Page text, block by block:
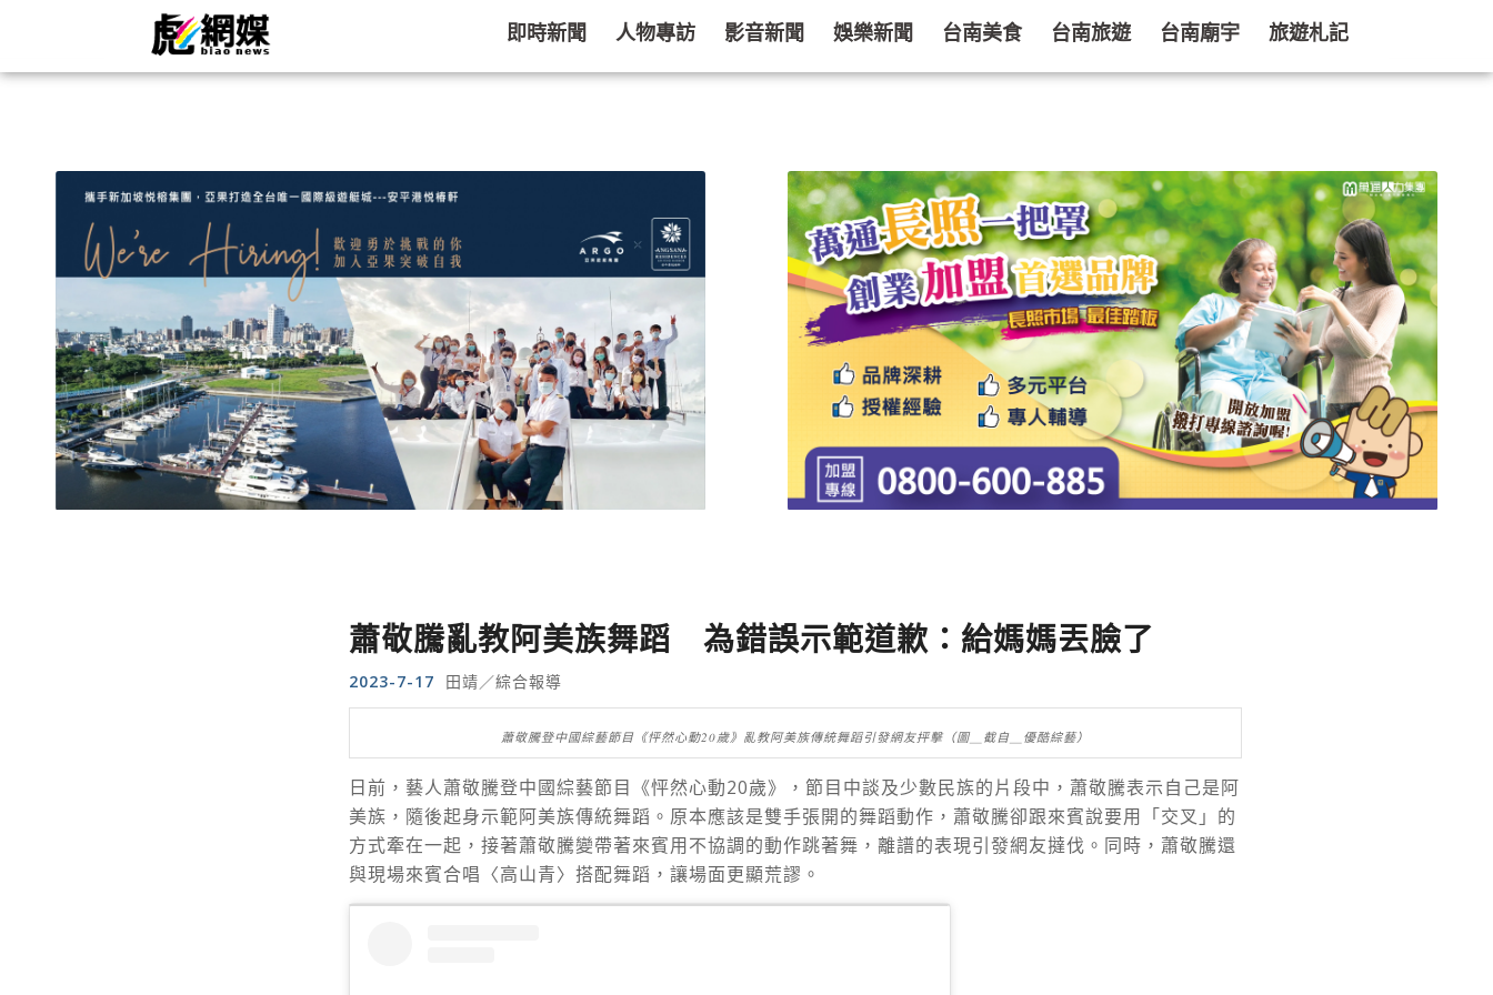
即時新聞 人物專訪 影音新聞 娛樂新聞 台南美食 台南旅遊 台南廟宇 旅遊札記
蕭敬騰亂教阿美族舞蹈 為錯誤示範道歉：給媽媽丟臉了
2023-7-17 田靖／綜合報導
蕭敬騰登中國綜藝節目《怦然心動20歲》亂教阿美族傳統舞蹈引發網友抨擊（圖＿截自＿優酷綜藝）
日前，藝人蕭敬騰登中國綜藝節目《怦然心動20歲》，節目中談及少數民族的片段中，蕭敬騰表示自己是阿
美族，隨後起身示範阿美族傳統舞蹈。原本應該是雙手張開的舞蹈動作，蕭敬騰卻跟來賓說要用「交叉」的
方式牽在一起，接著蕭敬騰變帶著來賓用不協調的動作跳著舞，離譜的表現引發網友撻伐。同時，蕭敬騰還
與現場來賓合唱〈高山青〉搭配舞蹈，讓場面更顯荒謬。